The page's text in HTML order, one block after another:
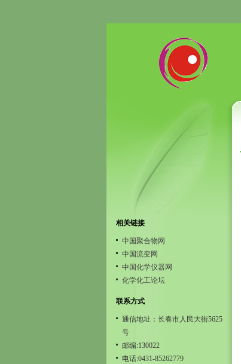
相关链接
中国聚合物网
中国流变网
中国化学仪器网
化学化工论坛
联系方式
通信地址：长春市人民大街5625
号
邮编:130022
电话:0431-85262779